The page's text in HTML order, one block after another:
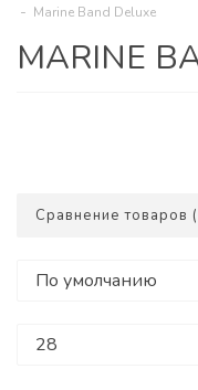
Marine Band Deluxe
MARINE
Сравнение товаров